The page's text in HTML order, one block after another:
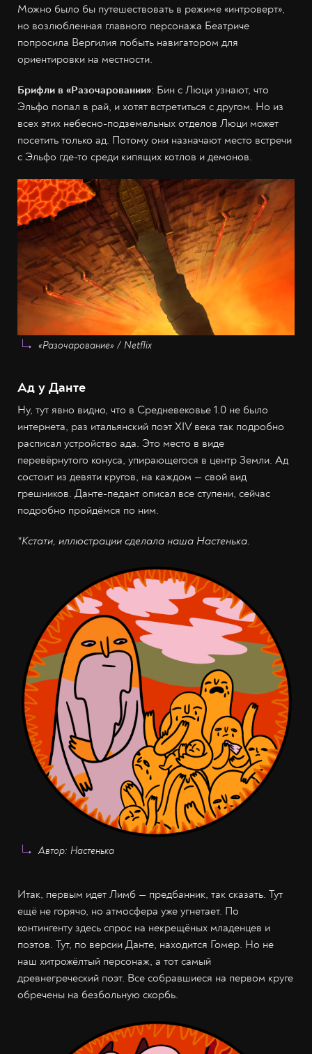
Можно было бы путешествовать в режиме «интроверт»,
но возлюбленная главного персонажа Беатриче
попросила Вергилия побыть навигатором для
ориентировки на местности.
Брифли в «Разочаровании»: Бин с Люци узнают, что
Эльфо попал в рай, и хотят встретиться с другом. Но из
всех этих небесно-подземельных отделов Люци может
посетить только ад. Потому они назначают место встречи
с Эльфо где-то среди кипящих котлов и демонов.
«Разочарование» / Netflix
Ад у Данте
Ну, тут явно видно, что в Средневековье 1.0 не было
интернета, раз итальянский поэт XIV века так подробно
расписал устройство ада. Это место в виде
перевёрнутого конуса, упирающегося в центр Земли. Ад
состоит из девяти кругов, на каждом — свой вид
грешников. Данте-педант описал все ступени, сейчас
подробно пройдёмся по ним.
*Кстати, иллюстрации сделала наша Настенька.
Автор: Настенька
Итак, первым идет Лимб — предбанник, так сказать. Тут
ещё не горячо, но атмосфера уже угнетает. По
контингенту здесь спрос на некрещёных младенцев и
поэтов. Тут, по версии Данте, находится Гомер. Но не
наш хитрожёлтый персонаж, а тот самый
древнегреческий поэт. Все собравшиеся на первом круге
обречены на безбольную скорбь.